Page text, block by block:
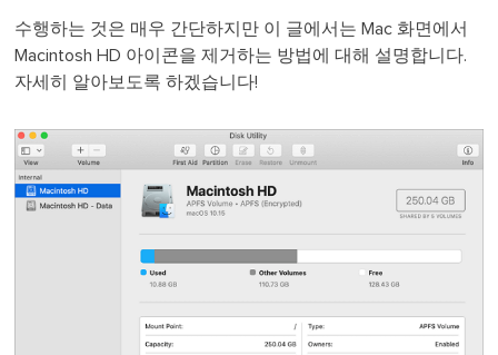
수행하는 것은 매우 간단하지만 이 글에서는 Mac 화면에서
Macintosh HD 아이콘을 제거하는 방법에 대해 설명합니다.
자세히 알아보도록 하겠습니다!